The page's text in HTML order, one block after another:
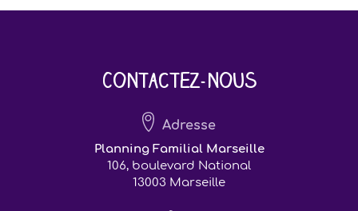
Contactez-nous
Adresse
Planning Familial Marseille
106, boulevard National
13003 Marseille